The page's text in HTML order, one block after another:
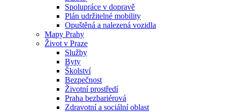
Spolupráce v dopravě
Plán udržitelné mobility
Opuštěná a nalezená vozidla
Mapy Prahy
Život v Praze
Služby
Byty
Školství
Bezpečnost
Životní prostředí
Praha bezbariérová
Zdravotní a sociální oblast